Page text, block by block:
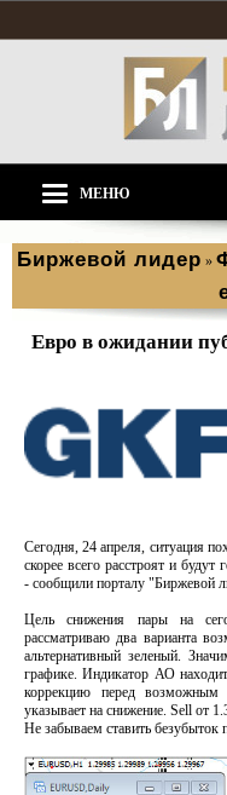
МЕНЮ
Биржевой лидер »
Евро в ожидании
Сегодня, 24 апреля, ситуация
скорее всего расстроят и
- сообщили порталу "Биржевой
Цель снижения пары на
рассматриваю два варианта
альтернативный зеленый.
графике. Индикатор АО
коррекцию перед возможным
указывает на снижение. Sell от
Не забываем ставить